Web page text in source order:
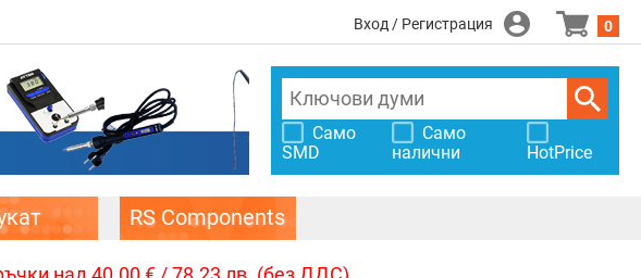
Вход / Регистрация 0
Само
SMD
Само
налични
HotPrice
RS Components